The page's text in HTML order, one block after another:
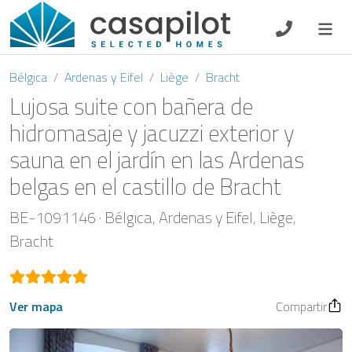
DE EN ES
Oferta de desayuno
Vouchers
Propietario
Bélgica Ardenas y Eifel Liège Bracht
Lujosa suite con bañera de
hidromasaje y jacuzzi exterior y
sauna en el jardín en las Ardenas
belgas en el castillo de Bracht
BE-1091146 Bélgica Ardenas y Eifel Liège
Bracht
Ver mapa Compartir